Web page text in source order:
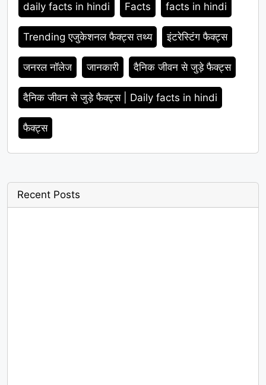
daily facts in hindi Facts facts in hindi
Trending एजुकेशनल फैक्ट्स तथ्य इंटरेस्टिंग फैक्ट्स
जनरल नॉलेज जानकारी दैनिक जीवन से जुड़े फैक्ट्स
दैनिक जीवन से जुड़े फैक्ट्स | Daily facts in hindi
फैक्ट्स
Recent Posts